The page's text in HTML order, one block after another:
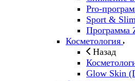
Pro-
Sport &
Программа
Косметология
Назад
Glow Skin